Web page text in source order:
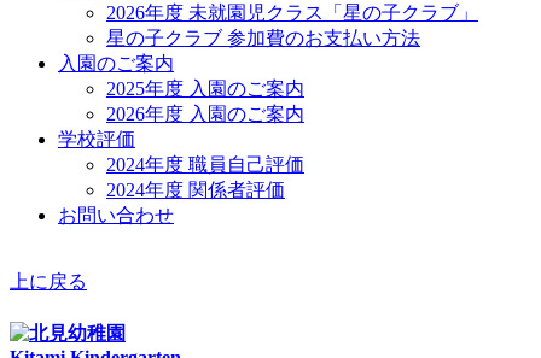
2026年度 未就園児クラス「星の子クラブ」
星の子クラブ 参加費のお支払い方法
入園のご案内
2025年度 入園のご案内
2026年度 入園のご案内
学校評価
2024年度 職員自己評価
2024年度 関係者評価
お問い合わせ
上に戻る